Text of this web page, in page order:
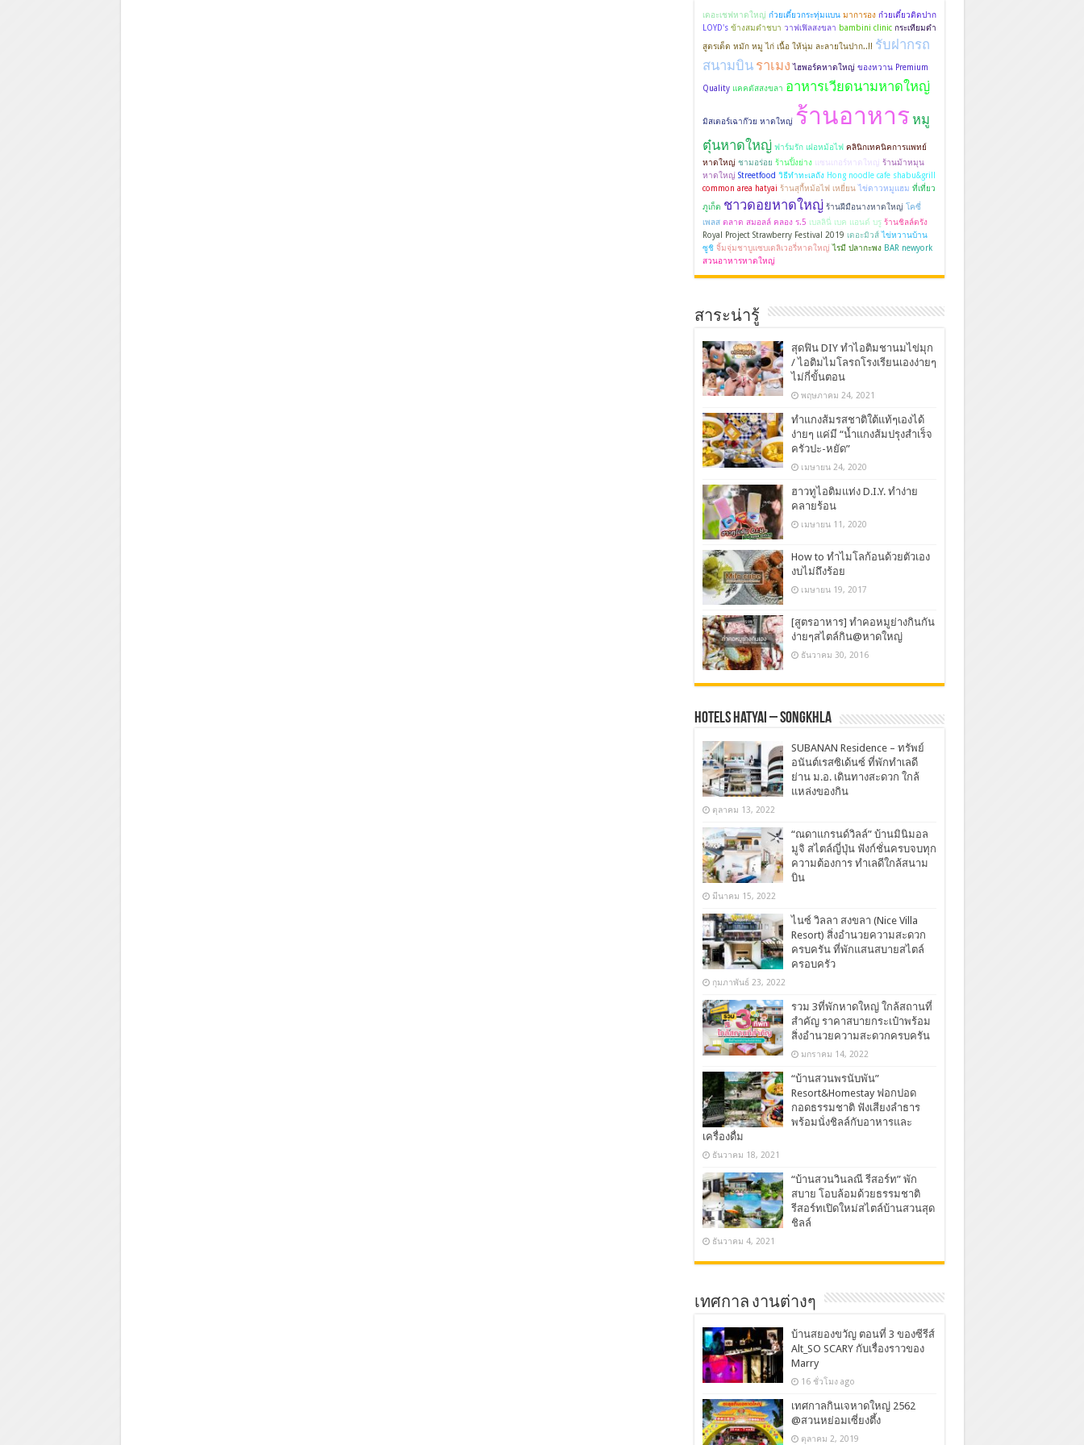
เดอะเชฟหาดใหญ่ ก๋วยเตี๋ยวกระทุ่มแบน มาการอง ก๋วยเตี๋ยวติดปาก
LOYD's ข้างสมตำชบา วาฟเฟิลสงขลา bambini clinic กระเทียมดำ
สูตรเด็ด หมัก หมู ไก่ เนื้อ ให้นุ่ม ละลายในปาก..!! รับฝากรถ
สนามบิน ราเมง ไฮพอร์คหาดใหญ่ ของหวาน Premium
Quality แคคตัสสงขลา อาหารเวียดนามหาดใหญ่
มิสเตอร์เฉาก๊วย หาดใหญ่ ร้านอาหาร หมู
ตุ๋นหาดใหญ่ ฟาร์มรัก เฝอหม้อไฟ คลินิกเทคนิคการแพทย์
หาดใหญ่ ชามอร่อย ร้านปิ้งย่าง แซนเกอร์หาดใหญ่
ร้านม้าหมุน
หาดใหญ่ Streetfood วิธีทำทะเลถัง Hong noodle cafe shabu&grill
common area hatyai ร้านสุกี้หม้อไฟ เหยี่ยน ไข่ดาวหมูแฮม ที่เที่ยว
ภูเก็ต ชาวดอยหาดใหญ่ ร้านฝีมือนางหาดใหญ่ โคซี่
เพลส ตลาด สมอลล์ คลอง ร.5 เบลลินี่ เบค แอนด์ บรู ร้านชิลล์ตรัง
Royal Project Strawberry Festival 2019 เดอะมิวส์ ไข่หวานบ้าน
ซูชิ จิ้มจุ่มชาบูแซบเดลิเวอรี่หาดใหญ่ ไรมี ปลากะพง BAR newyork
สวนอาหารหาดใหญ่
สาระน่ารู้
สุดฟิน DIY ทำไอติมชานมไข่มุก
/ ไอติมไมโลรถโรงเรียนเองง่ายๆ
ไม่กี่ขั้นตอน
พฤษภาคม 24, 2021
ทำแกงส้มรสชาติใต้แท้ๆเองได้
ง่ายๆ แค่มี “น้ำแกงส้มปรุงสำเร็จ
ครัวปะ-หยัด”
เมษายน 24, 2020
ฮาวทูไอติมแท่ง D.I.Y. ทำง่าย
คลายร้อน
เมษายน 11, 2020
How to ทำไมโลก้อนด้วยตัวเอง
งบไม่ถึงร้อย
เมษายน 19, 2017
[สูตรอาหาร] ทำคอหมูย่างกินกัน
ง่ายๆสไตล์กิน@หาดใหญ่
ธันวาคม 30, 2016
Hotels Hatyai – Songkhla
SUBANAN Residence – ทรัพย์
อนันต์เรสซิเด้นซ์ ที่พักทำเลดี
ย่าน ม.อ. เดินทางสะดวก ใกล้
แหล่งของกิน
ตุลาคม 13, 2022
“ณดาแกรนด์วิลล์” บ้านมินิมอล
มูจิ สไตล์ญี่ปุ่น ฟังก์ชั่นครบจบทุก
ความต้องการ ทำเลดีใกล้สนาม
บิน
มีนาคม 15, 2022
ไนซ์ วิลลา สงขลา (Nice Villa
Resort) สิ่งอำนวยความสะดวก
ครบครัน ที่พักแสนสบายสไตล์
ครอบครัว
กุมภาพันธ์ 23, 2022
รวม 3ที่พักหาดใหญ่ ใกล้สถานที่
สำคัญ ราคาสบายกระเป๋าพร้อม
สิ่งอำนวยความสะดวกครบครัน
มกราคม 14, 2022
“บ้านสวนพรนับพัน”
Resort&Homestay ฟอกปอด
กอดธรรมชาติ ฟังเสียงลำธาร
พร้อมนั่งชิลล์กับอาหารและ
เครื่องดื่ม
ธันวาคม 18, 2021
“บ้านสวนวินลณี รีสอร์ท” พัก
สบาย โอบล้อมด้วยธรรมชาติ
รีสอร์ทเปิดใหม่สไตล์บ้านสวนสุด
ชิลล์
ธันวาคม 4, 2021
เทศกาล งานต่างๆ
บ้านสยองขวัญ ตอนที่ 3 ของซีรีส์
Alt_SO SCARY กับเรื่องราวของ
Marry
16 ชั่วโมง ago
เทศกาลกินเจหาดใหญ่ 2562
@สวนหย่อมเซี่ยงตึ้ง
ตุลาคม 2, 2019